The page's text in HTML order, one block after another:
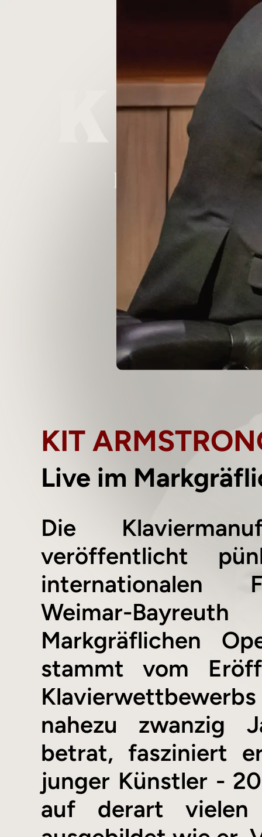
KIT
Live im
Die
veröffentlicht
internationalen
Weimar-
Markgräflichen
stammt vom
nahezu zwanzig
betrat, fasziniert
junger Künstler -
auf derart vielen